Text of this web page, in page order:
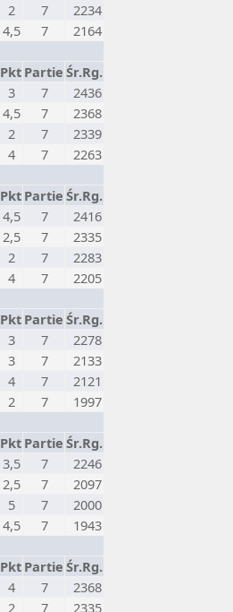
2 7
2234
4,5 7
2164
Pkt Partie Śr.Rg.
3 7
2436
4,5 7
2368
2 7
2339
4 7
2263
Pkt Partie Śr.Rg.
4,5 7
2416
2,5 7
2335
2 7
2283
4 7
2205
Pkt Partie Śr.Rg.
3 7
2278
3 7
2133
4 7
2121
2 7
1997
Pkt Partie Śr.Rg.
3,5 7
2246
2,5 7
2097
5 7
2000
4,5 7
1943
Pkt Partie Śr.Rg.
4 7
2368
2 7
2335